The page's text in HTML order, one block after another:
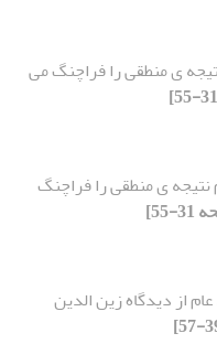
ی منطقی را فراچنگ می
نتیجه ی منطقی را فراچنگ
از دیدگاه زین الدین